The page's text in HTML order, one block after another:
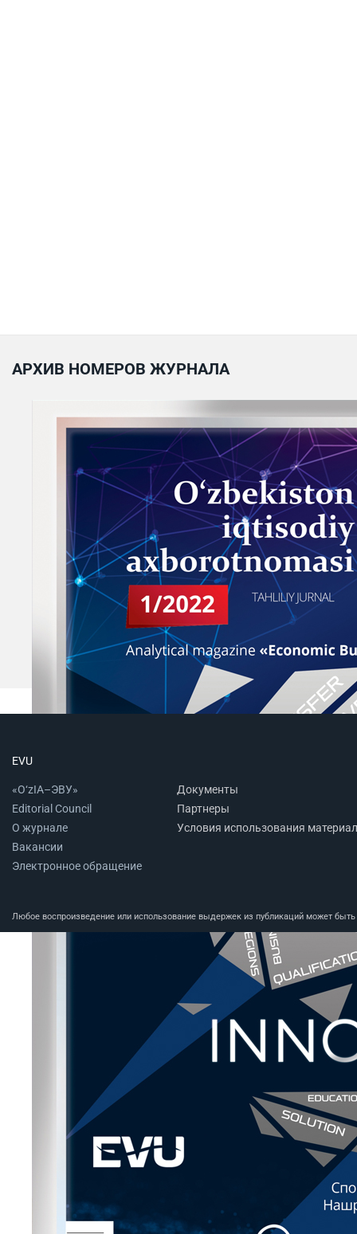
АРХИВ НОМЕРОВ ЖУРНАЛА
EVU
«O‘zIA–ЭВУ»
Editorial Council
О журнале
Вакансии
Электронное обращение
Документы
Партнеры
Условия использования
Любое воспроизведение или использование выдержек из публикаций может